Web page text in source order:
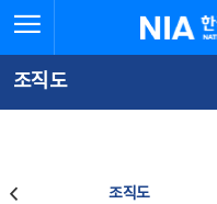
문
로
가
체
뉴
바
가
한국지능정
조직도
조직도